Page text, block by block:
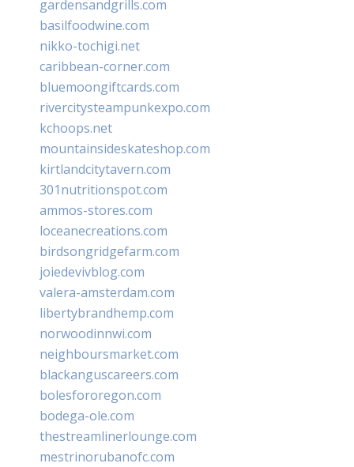
gardensandgrills.com
basilfoodwine.com
nikko-tochigi.net
caribbean-corner.com
bluemoongiftcards.com
rivercitysteampunkexpo.com
kchoops.net
mountainsideskateshop.com
kirtlandcitytavern.com
301nutritionspot.com
ammos-stores.com
loceanecreations.com
birdsongridgefarm.com
joiedevivblog.com
valera-amsterdam.com
libertybrandhemp.com
norwoodinnwi.com
neighboursmarket.com
blackanguscareers.com
bolesfororegon.com
bodega-ole.com
thestreamlinerlounge.com
mestrinorubanofc.com